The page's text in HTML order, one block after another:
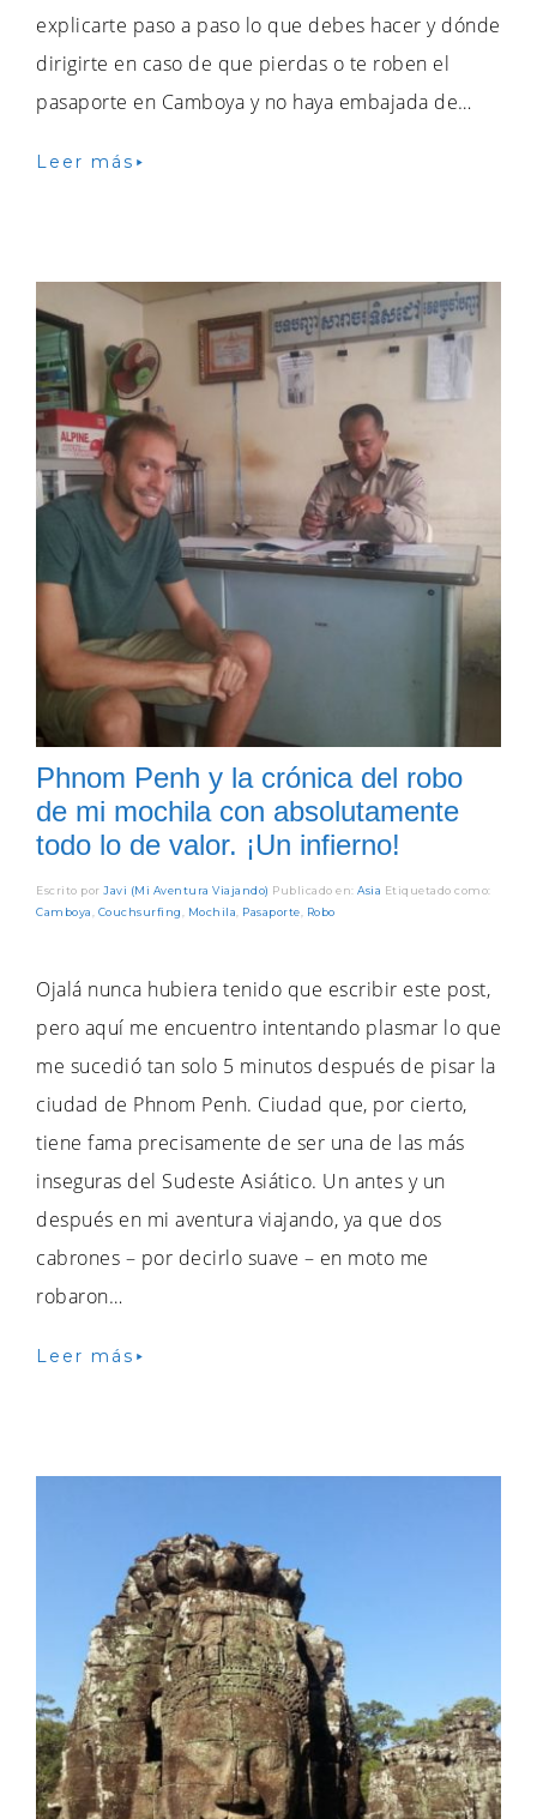
explicarte paso a paso lo que debes hacer y dónde
dirigirte en caso de que pierdas o te roben el
pasaporte en Camboya y no haya embajada de…
Leer más
Phnom Penh y la crónica del robo
de mi mochila con absolutamente
todo lo de valor. ¡Un infierno!
Escrito por Javi (Mi Aventura Viajando) Publicado en: Asia Etiquetado como:
Camboya, Couchsurfing, Mochila, Pasaporte, Robo
Ojalá nunca hubiera tenido que escribir este post,
pero aquí me encuentro intentando plasmar lo que
me sucedió tan solo 5 minutos después de pisar la
ciudad de Phnom Penh. Ciudad que, por cierto,
tiene fama precisamente de ser una de las más
inseguras del Sudeste Asiático. Un antes y un
después en mi aventura viajando, ya que dos
cabrones – por decirlo suave – en moto me
robaron…
Leer más